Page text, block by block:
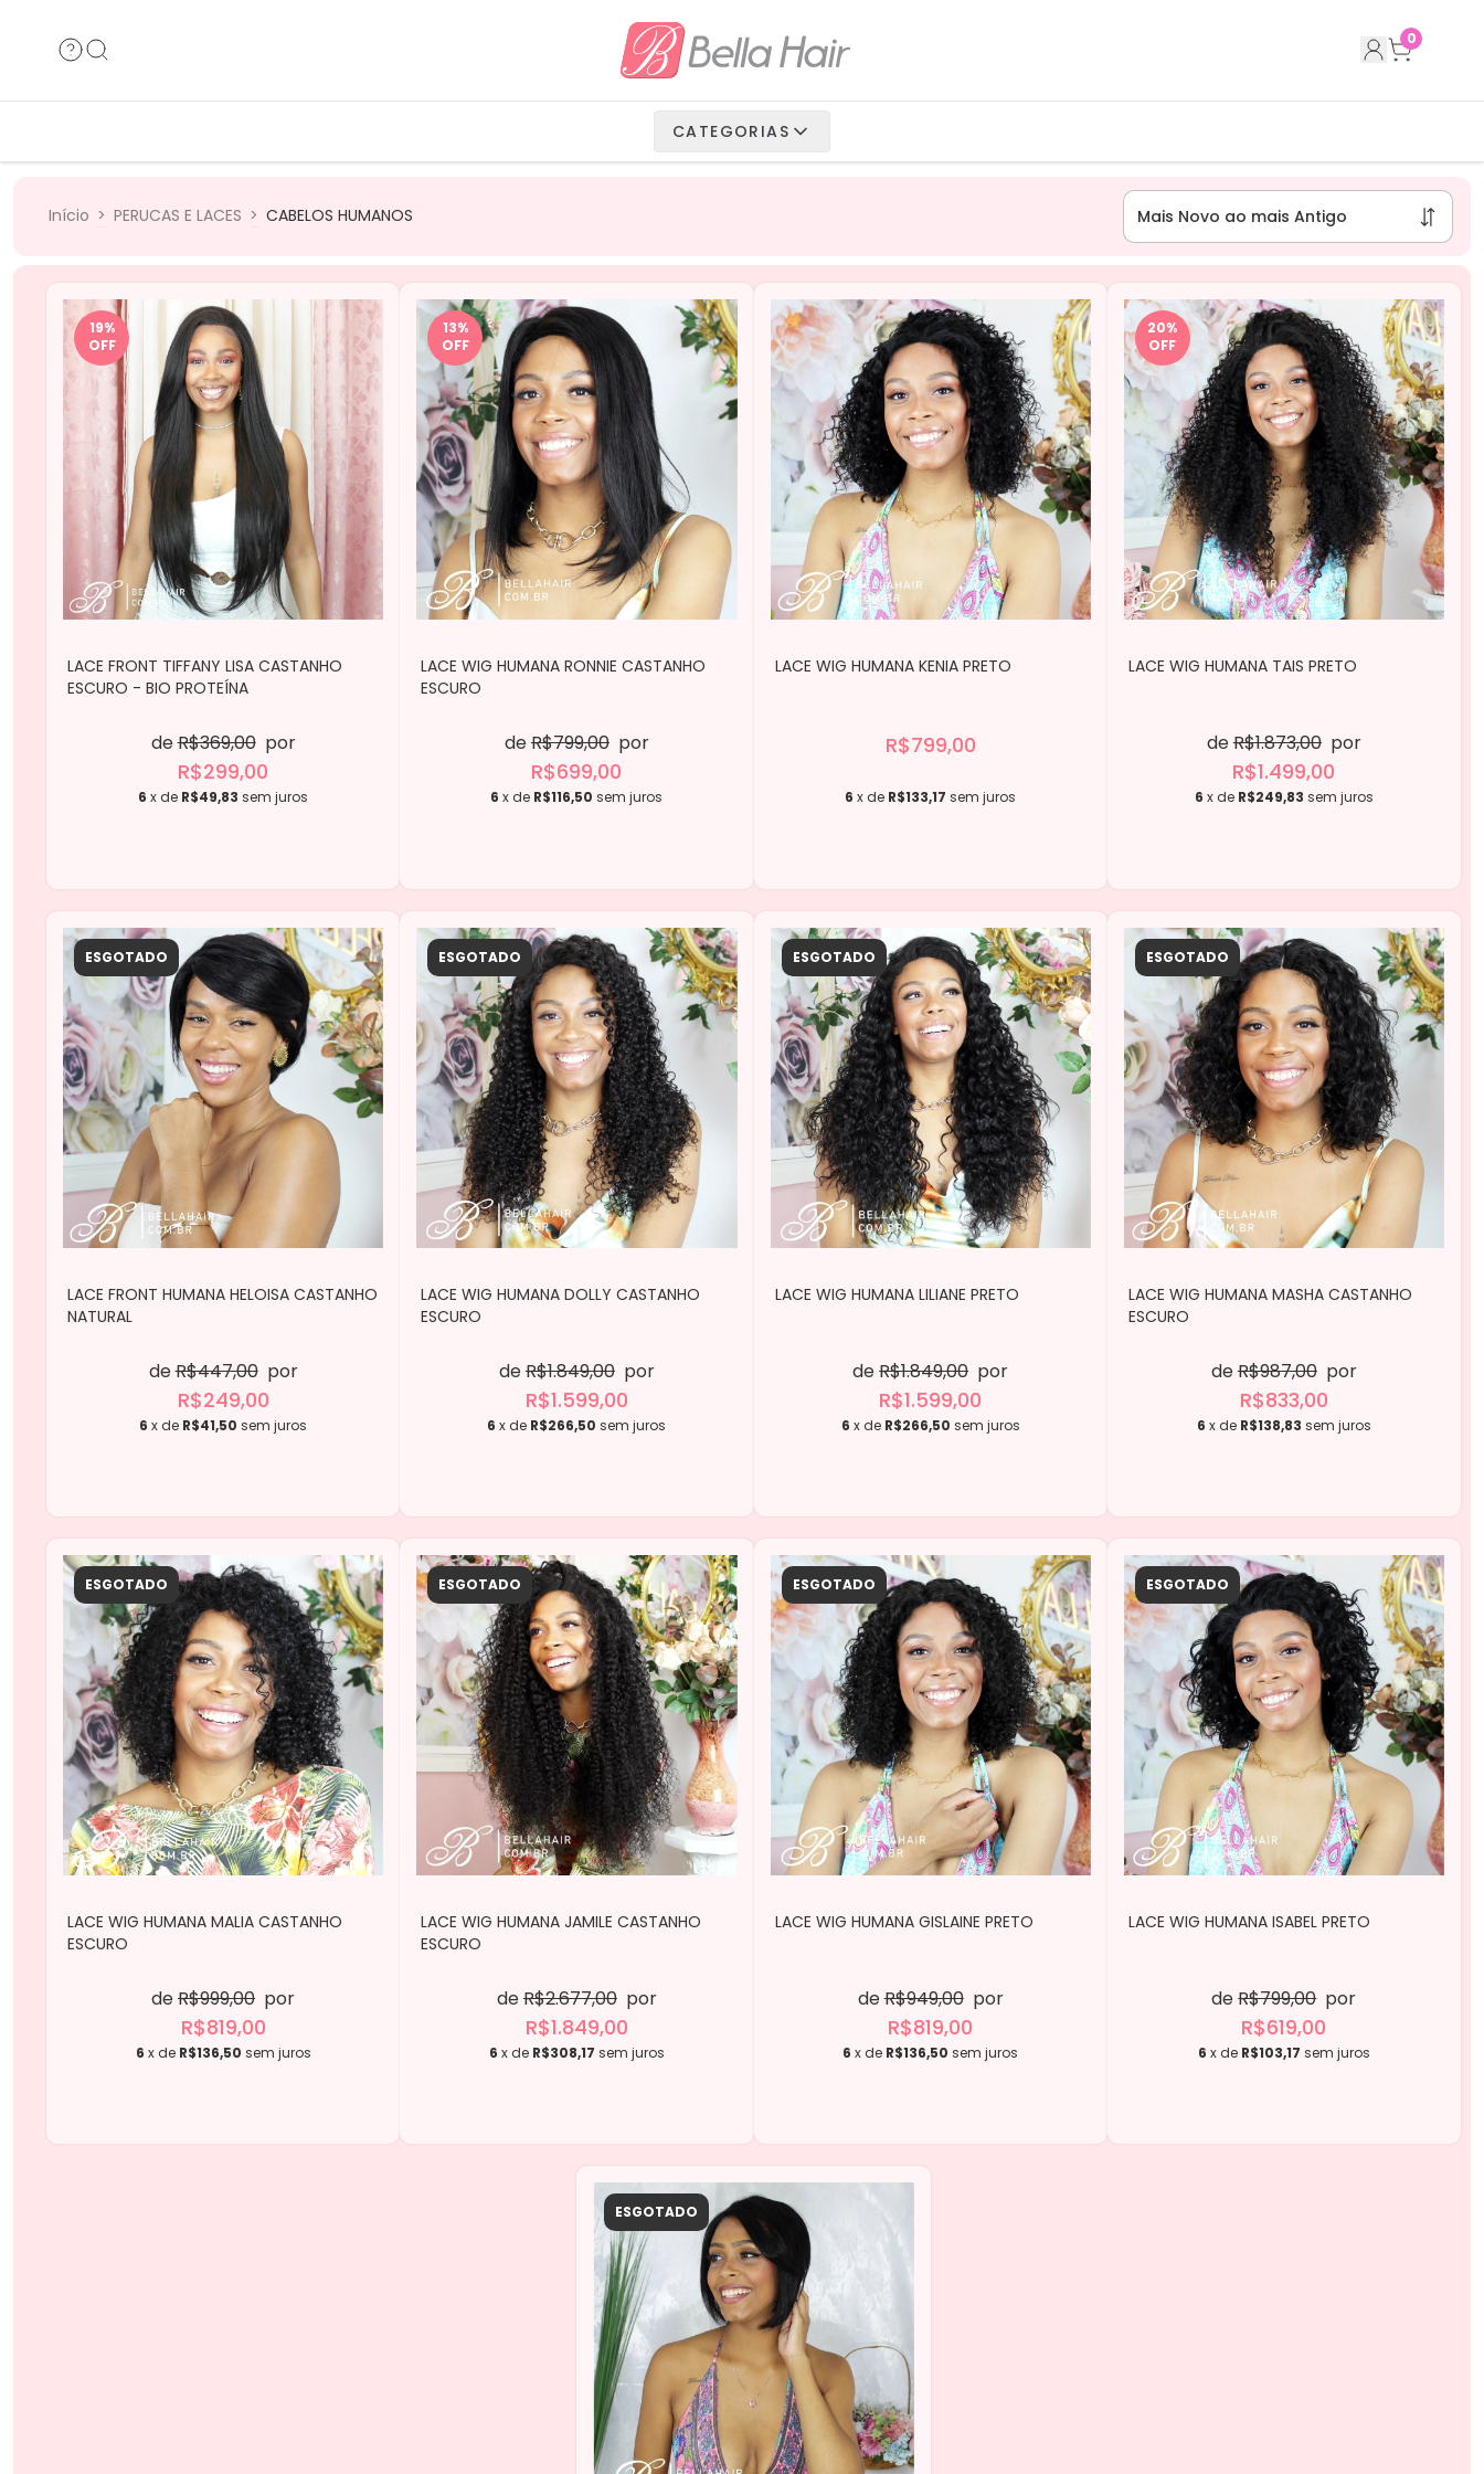
0
CATEGORIAS
Início > PERUCAS E LACES > CABELOS HUMANOS
19%
OFF
LACE FRONT TIFFANY LISA CASTANHO
ESCURO - BIO PROTEÍNA
deR$369,00 por
R$299,00
6 x de R$49,83 sem juros
13%
OFF
LACE WIG HUMANA RONNIE CASTANHO
ESCURO
deR$799,00 por
R$699,00
6 x de R$116,50 sem juros
LACE WIG HUMANA KENIA PRETO
R$799,00
6 x de R$133,17 sem juros
20%
OFF
LACE WIG HUMANA TAIS PRETO
deR$1.873,00 por
R$1.499,00
6 x de R$249,83 sem juros
ESGOTADO
LACE FRONT HUMANA HELOISA CASTANHO
NATURAL
deR$447,00 por
R$249,00
6 x de R$41,50 sem juros
ESGOTADO
LACE WIG HUMANA DOLLY CASTANHO
ESCURO
deR$1.849,00 por
R$1.599,00
6 x de R$266,50 sem juros
ESGOTADO
LACE WIG HUMANA LILIANE PRETO
deR$1.849,00 por
R$1.599,00
6 x de R$266,50 sem juros
ESGOTADO
LACE WIG HUMANA MASHA CASTANHO
ESCURO
deR$987,00 por
R$833,00
6 x de R$138,83 sem juros
ESGOTADO
LACE WIG HUMANA MALIA CASTANHO
ESCURO
deR$999,00 por
R$819,00
6 x de R$136,50 sem juros
ESGOTADO
LACE WIG HUMANA JAMILE CASTANHO
ESCURO
deR$2.677,00 por
R$1.849,00
6 x de R$308,17 sem juros
ESGOTADO
LACE WIG HUMANA GISLAINE PRETO
deR$949,00 por
R$819,00
6 x de R$136,50 sem juros
ESGOTADO
LACE WIG HUMANA ISABEL PRETO
deR$799,00 por
R$619,00
6 x de R$103,17 sem juros
ESGOTADO